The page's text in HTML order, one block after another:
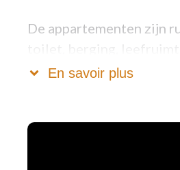
De appartementen zijn
toilet, berging,
appartementen is hier
over eenterrasdat
En savoir plus